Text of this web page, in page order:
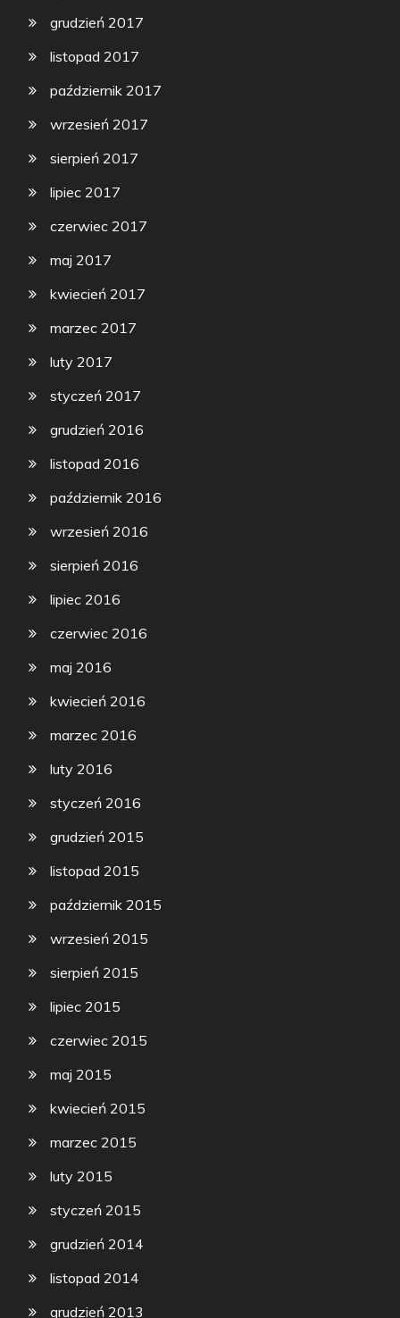
grudzień 2017
listopad 2017
październik 2017
wrzesień 2017
sierpień 2017
lipiec 2017
czerwiec 2017
maj 2017
kwiecień 2017
marzec 2017
luty 2017
styczeń 2017
grudzień 2016
listopad 2016
październik 2016
wrzesień 2016
sierpień 2016
lipiec 2016
czerwiec 2016
maj 2016
kwiecień 2016
marzec 2016
luty 2016
styczeń 2016
grudzień 2015
listopad 2015
październik 2015
wrzesień 2015
sierpień 2015
lipiec 2015
czerwiec 2015
maj 2015
kwiecień 2015
marzec 2015
luty 2015
styczeń 2015
grudzień 2014
listopad 2014
grudzień 2013